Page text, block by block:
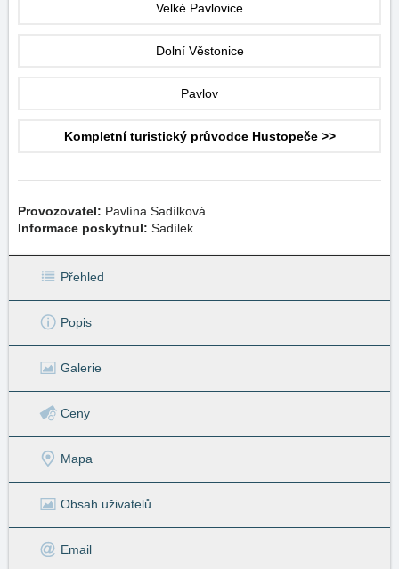
Velké Pavlovice
Dolní Věstonice
Pavlov
Kompletní turistický průvodce Hustopeče >>
Provozovatel: Pavlína Sadílková
Informace poskytnul: Sadílek
Přehled
Popis
Galerie
Ceny
Mapa
Obsah uživatelů
Email